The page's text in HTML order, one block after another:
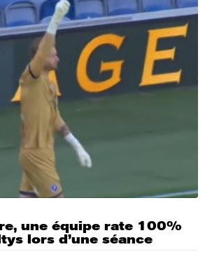
une équipe rate 100%
lors d’une séance